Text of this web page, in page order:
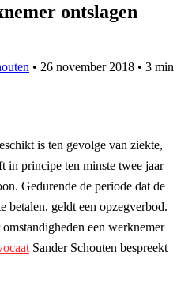
ontslagen
• 26 november 2018 • 3 min
is ten gevolge van ziekte,
in principe ten minste twee jaar
Gedurende de periode dat de
betalen, geldt een opzegverbod.
een werknemer
Sander Schouten bespreekt